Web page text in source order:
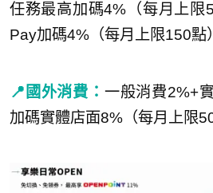
任務最高加碼4%（每月上限
Pay加碼4%（每月上限150點
📍國外消費： 一般消費2%+
加碼實體店面8%（每月上限